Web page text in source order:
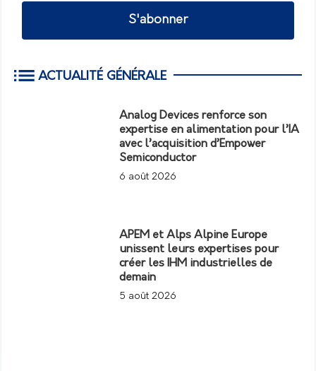
S'abonner
ACTUALITÉ GÉNÉRALE
Analog Devices renforce son
expertise en alimentation pour l’IA
avec l’acquisition d’Empower
Semiconductor
6 août 2026
APEM et Alps Alpine Europe
unissent leurs expertises pour
créer les IHM industrielles de
demain
5 août 2026